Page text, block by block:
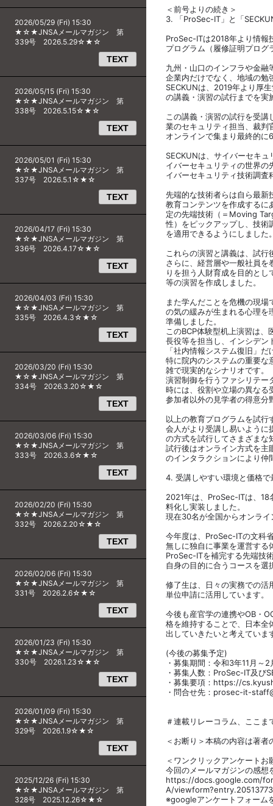
2026/05/29 (Fri) 15:30
★☆★JNSAメールマガジン 第
339号 2026.5.29☆★☆
TEXT
2026/05/15 (Fri) 15:30
★☆★JNSAメールマガジン 第
338号 2026.5.15☆★☆
TEXT
2026/05/01 (Fri) 15:30
★☆★JNSAメールマガジン 第
337号 2026.5.1☆★☆
TEXT
2026/04/17 (Fri) 15:30
★☆★JNSAメールマガジン 第
336号 2026.4.17☆★☆
TEXT
2026/04/03 (Fri) 15:30
★☆★JNSAメールマガジン 第
335号 2026.4.3☆★☆
TEXT
2026/03/20 (Fri) 15:30
★☆★JNSAメールマガジン 第
334号 2026.3.20☆★☆
TEXT
2026/03/06 (Fri) 15:30
★☆★JNSAメールマガジン 第
333号 2026.3.6☆★☆
TEXT
2026/02/20 (Fri) 15:30
★☆★JNSAメールマガジン 第
332号 2026.2.20☆★☆
TEXT
2026/02/06 (Fri) 15:30
★☆★JNSAメールマガジン 第
331号 2026.2.6☆★☆
TEXT
2026/01/23 (Fri) 15:30
★☆★JNSAメールマガジン 第
330号 2026.1.23☆★☆
TEXT
2026/01/09 (Fri) 15:30
★☆★JNSAメールマガジン 第
329号 2026.1.9☆★☆
TEXT
2025/12/26 (Fri) 15:30
★☆★JNSAメールマガジン 第
328号 2025.12.26☆★☆
＜前号よりの続き＞
3. 「ProSec-IT」と「
ProSec-ITは2018年より情報
プログラム（履修証明プログ
九州・山口のインフラや金
企業内だけでなく、地域の勉
SECKUNは、2019年より厚
の講義・演習の試行までを実
この講義・演習の試行を受
業のセキュリティ担当、裁判
オンラインで集まり最終的に
SECKUNは、サイバーセキ
イバーセキュリティの世界
イバーセキュリティ技術調査
先端的な技術者らは自ら最新
教育コンテンツを作成するに
定の先端技術（＝Moving
性）をピックアップし、技術
を適用できるようにしました
これらの演習と講義は、試
さらに、経営層や一般社員
りを担う人財育成を目的と
等の演習を作成しました。
また学んだことを危機の現
の気の緩みが生まれる心理を
準備しました。
このBCP体験型机上演習は
長役等を担当し、インシデン
「社内情報システム復旧」
特に院内のシステムの重要な
雑で現実的なシナリオです。
演習制御を行うファシリテー
時には、役割や立場の異なる
参加者以外の見学者の得意分
以上の教育プログラムを試
会人がより受講し易いように
の方式を試行してさまざまな
試行後はオンライン方式を主
のインタラクションにより仲
4. 受講しやすい環境と価格
2021年は、ProSec-ITは、18
料化し実装しました。
現在30名が全国からオンラ
今年度は、ProSec-ITの文科
無しに独自に事業を運営す
ProSec-ITを補完する先端技
自身の目的に合うコースを
修了生は、日々の実務での活
単位申請に活用しています。
今後も産官学の連携やOB・
格を維持することで、日本全
出していきたいと考えていま
(今後の募集予定)
・募集期間：令和3年11月～
・募集人数：ProSec-IT及
・募集要項：https://
・問合せ先：prosec-it-
＃連載リレーコラム、ここま
＜お断り＞本稿の内容は著
＜ワンクリックアンケートお
今回のメールマガジンの感想
https://docs.google.com/
A/
※googleアンケートフォーム